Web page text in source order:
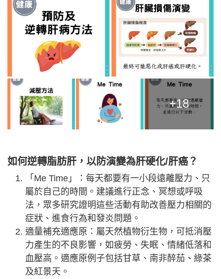
+18
如何逆轉脂肪肝，以防演變為肝硬化/肝癌？
「Me Time」：每天都要有一小段遠離壓力、只
屬於自己的時間。建議進行正念、冥想或呼吸
法，眾多研究證明這些活動有助改善壓力相關的
症狀、進食行為和發炎問題。
適量補充適應原：屬天然植物衍生物，可抵消壓
力產生的不良影響，如疲勞、失眠、情緒低落和
血壓高。適應原例子包括甘草、南非醉茄、綠茶
及紅景天。